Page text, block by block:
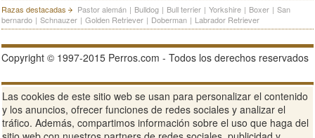
Razas destacadas
Pastor alemán | Bulldog | Bull terrier | Yorkshire | Boxer | San
bernardo | Schnauzer | Golden Retriever | Doberman | Labrador Retriever
Copyright © 1997-2015 Perros.com - Todos los derechos reservados
Publicidad en Perros.com | Contacte | Aviso Legal Política de
privacidad | Condiciones de uso
Ver sitio web completo
Las cookies de este sitio web se usan para personalizar el contenido
y los anuncios, ofrecer funciones de redes sociales y analizar el
tráfico. Además, compartimos información sobre el uso que haga del